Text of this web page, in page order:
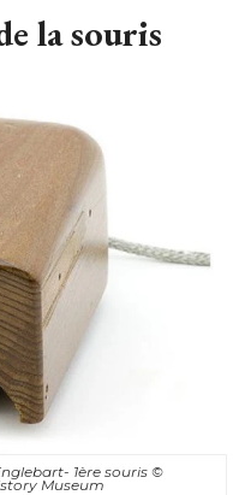
la souris
1ère souris ©
Museum